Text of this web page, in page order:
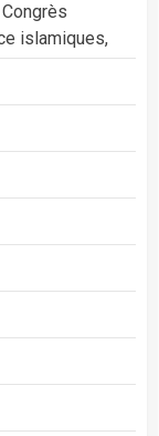
islamiques,